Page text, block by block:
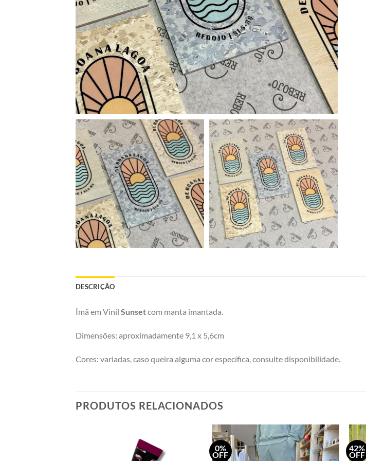
DESCRIÇÃO
Ímã em Vinil Sunsetcom manta imantada.
Dimensões: aproximadamente 9,1 x 5,6cm
Cores: variadas, caso queira alguma cor específica, consulte disponibilidade.
PRODUTOS RELACIONADOS
0%
OFF
Adicionar
42%
OFF